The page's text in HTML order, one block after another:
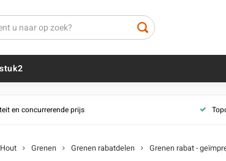
Grenen plank - zwart
en concurrerende prijs
Hout Grenen Grenen rabatdelen Grenen rabat -